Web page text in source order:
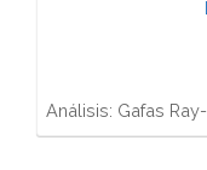
Análisis: Gafas